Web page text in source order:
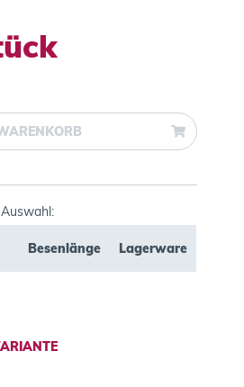
Besenlänge Lagerware